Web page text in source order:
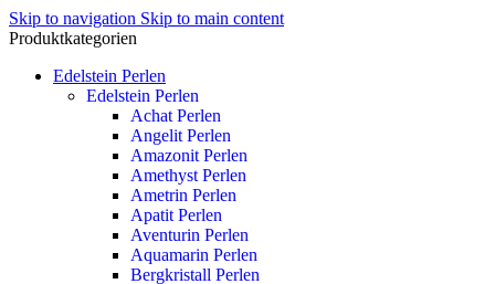
Skip to navigation Skip to main content
Produktkategorien
Edelstein Perlen
Edelstein Perlen
Achat Perlen
Angelit Perlen
Amazonit Perlen
Amethyst Perlen
Ametrin Perlen
Apatit Perlen
Aventurin Perlen
Aquamarin Perlen
Bergkristall Perlen